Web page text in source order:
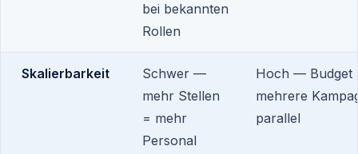
bei bekannten
Rollen
Skalierbarkeit
Schwer —
mehr Stellen
= mehr
Personal
Hoch — Budget
mehrere
parallel